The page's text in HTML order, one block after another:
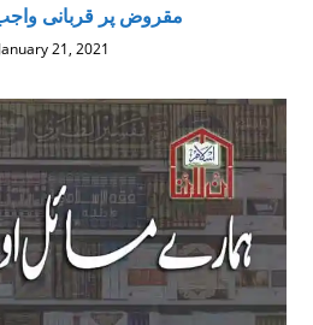
مقروض پر قربانی
January 21, 2021